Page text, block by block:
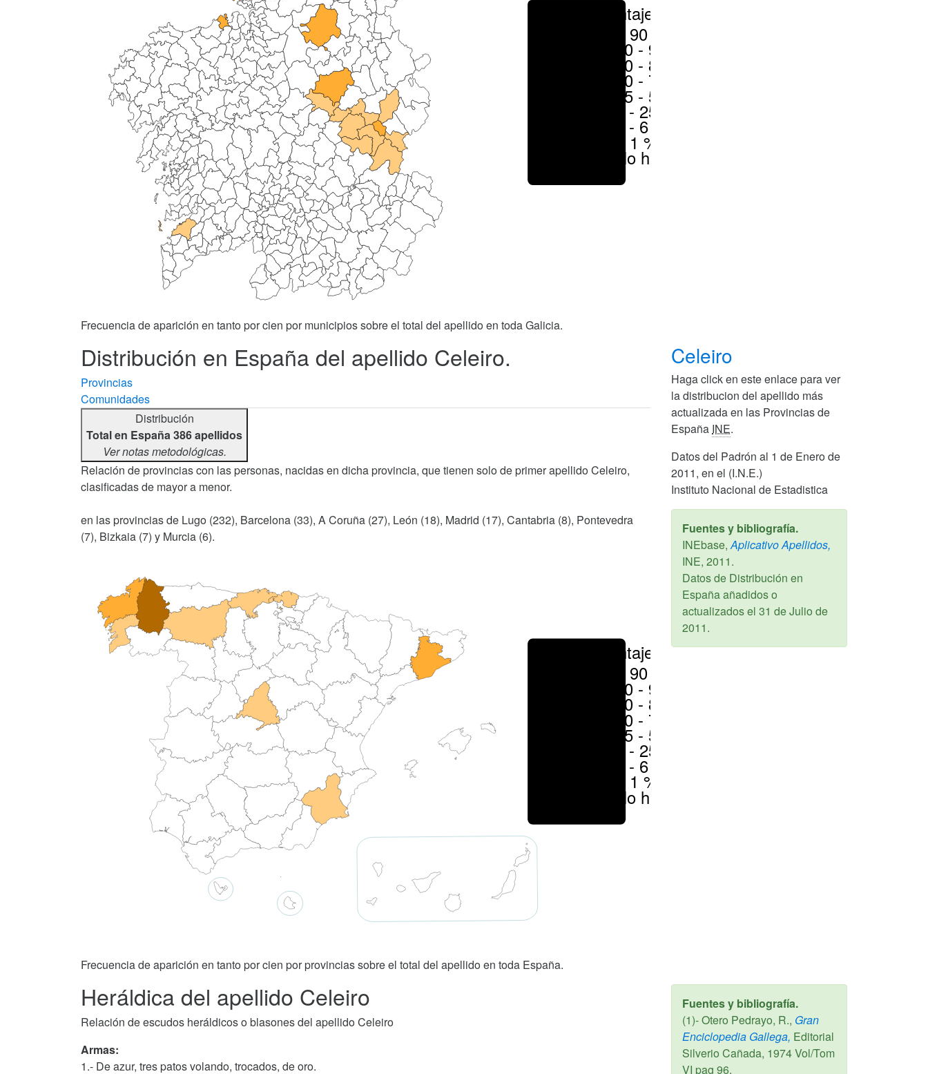
Porcentajes
> 90 %
80 - 90 %
70 - 80 %
50 - 70 %
25 - 50 %
6 - 25 %
1 - 6 %
< 1 %
No hay
Frecuencia de aparición en tanto por cien por municipios sobre el total del apellido en toda Galicia.
Distribución en España del apellido Celeiro.
Provincias
Comunidades
Distribución
Total en España 386 apellidos
Ver notas metodológicas.
Relación de provincias con las personas, nacidas en dicha provincia, que tienen solo de primer apellido Celeiro,
clasificadas de mayor a menor.
en las provincias de Lugo (232), Barcelona (33), A Coruña (27), León (18), Madrid (17), Cantabria (8), Pontevedra
(7), Bizkaia (7) y Murcia (6).
Porcentajes
> 90 %
80 - 90 %
70 - 80 %
50 - 70 %
25 - 50 %
6 - 25 %
1 - 6 %
< 1 %
No hay
Frecuencia de aparición en tanto por cien por provincias sobre el total del apellido en toda España.
Celeiro
Haga click en este enlace para ver
la distribucion del apellido más
actualizada en las Provincias de
España INE.
Datos del Padrón al 1 de Enero de
2011, en el (I.N.E.)
Instituto Nacional de Estadistica
Fuentes y bibliografía.
INEbase,Aplicativo Apellidos,
INE, 2011.
Datos de Distribución en
España añadidos o
actualizados el 31 de Julio de
2011.
Heráldica del apellido Celeiro
Relación de escudos heráldicos o blasones del apellido Celeiro
Armas:
1.- De azur, tres patos volando, trocados, de oro.
Fuentes y bibliografía.
(1)- Otero Pedrayo, R., Gran
Enciclopedia Gallega, Editorial
Silverio Cañada, 1974Vol/Tom
VI pag 96.